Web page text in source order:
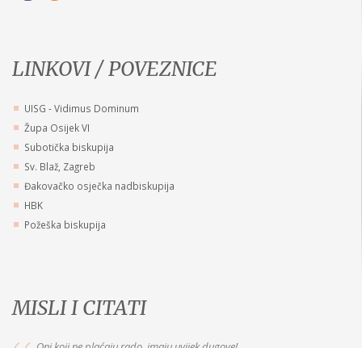
LINKOVI / POVEZNICE
UISG - Vidimus Dominum
Župa Osijek VI
Subotička biskupija
Sv. Blaž, Zagreb
Đakovačko osječka nadbiskupija
HBK
Požeška biskupija
MISLI I CITATI